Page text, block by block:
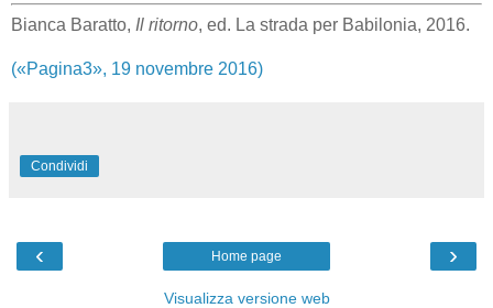
Bianca Baratto, Il ritorno, ed. La strada per Babilonia, 2016.
(«Pagina3», 19 novembre 2016)
Condividi
‹ ›
Home page
Visualizza versione web